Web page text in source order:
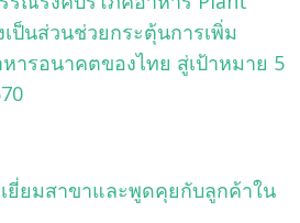
ป็นส่วนช่วยกระตุ้นการเพิ่ม
ารอนาคตของไทย สู่เป้าหมาย 5
ยี่ยมสาขาและพูดคุยกับลูกค้าใน